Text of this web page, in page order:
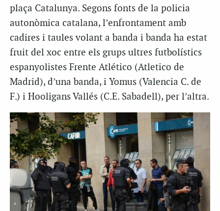
plaça Catalunya. Segons fonts de la policia
autonòmica catalana, l’enfrontament amb
cadires i taules volant a banda i banda ha estat
fruit del xoc entre els grups ultres futbolístics
espanyolistes Frente Atlético (Atletico de
Madrid), d’una banda, i Yomus (Valencia C. de
F.) i Hooligans Vallés (C.E. Sabadell), per l’altra.